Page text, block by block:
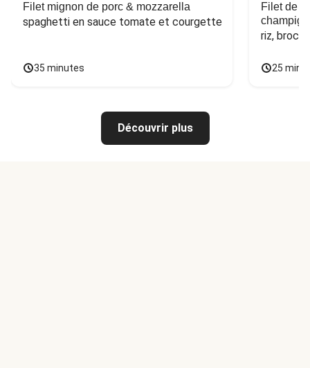
Filet mignon de porc & mozzarella
spaghetti en sauce tomate et courgette
35 minutes
Filet de
riz,
25
Découvrir plus